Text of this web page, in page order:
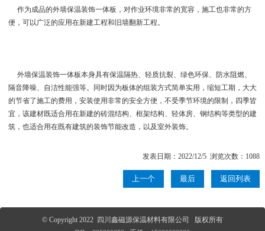
作为成品的外墙保温装饰一体板，对作业环境非常的宽容，施工也非常的方
便，可以广泛的应用在新建工程和旧墙翻新工程。
外墙保温装饰一体板本身具有保温隔热、轻质抗裂、绿色环保、防水阻燃、
隔音降噪、自洁性能强等。同时因为板体的组装方式简单实用，缩短工期，大大
的节省了施工的费用，安装使用非常的安全方便，不受季节环境的限制，四季皆
宜，该建材既适合用在新建的砖混结构、框架结构、轻体房、钢结构等类型的建
筑，也适合用在既有建筑的装饰节能改造，以及室外装饰。
发表日期：2022/12/5 浏览次数：1088
上一个 最后 返回列表
© Copyright 2022 四川鑫磁源保温材料有限公司 版权所有